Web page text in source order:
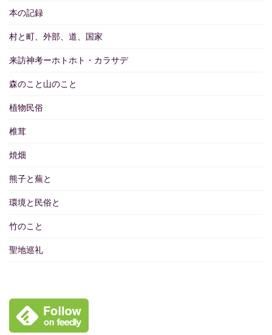
本の記録
村と町、外部、道、国家
来訪神考ーホトホト・カラサデ
森のこと山のこと
植物民俗
椎茸
焼畑
熊子と蕪と
環境と民俗と
竹のこと
聖地巡礼